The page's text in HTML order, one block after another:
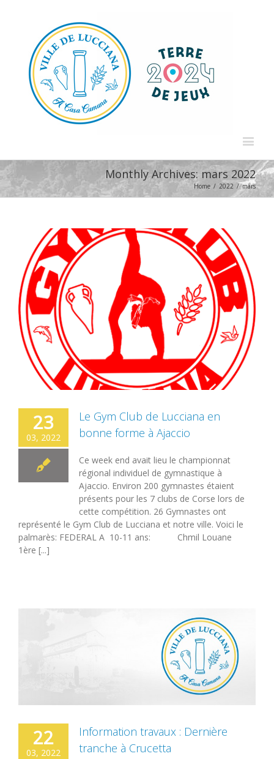
Monthly Archives: mars 2022
Home / 2022 / mars
23
03, 2022
Le Gym Club de Lucciana en
bonne forme à Ajaccio
Ce week end avait lieu le championnat
régional individuel de gymnastique à
Ajaccio. Environ 200 gymnastes étaient
présents pour les 7 clubs de Corse lors de
cette compétition. 26 Gymnastes ont
représenté le Gym Club de Lucciana et notre ville. Voici le
palmarès: FEDERAL A 10-11 ans: Chmil Louane
1ère [...]
22
03, 2022
Information travaux : Dernière
tranche à Crucetta